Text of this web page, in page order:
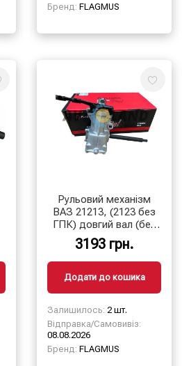
Бренд: FLAGMUS
Рульовий механізм
ВАЗ 21213, (2123 без
ГПК) довгий вал (без
оливи)
3193 грн.
Додати до кошика
Залишилось: 2 шт.
Відправка/Самовивіз:
08.08.2026
Бренд: FLAGMUS